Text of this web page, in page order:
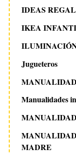
IDEAS
IKEA
Jugueteros
Manualidades
MADRE